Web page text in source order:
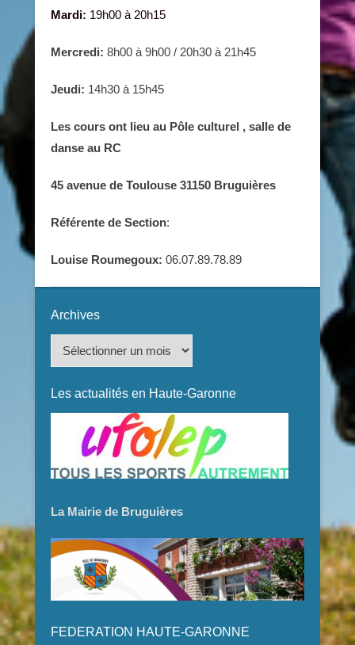
Mardi: 19h00 à 20h15
Mercredi: 8h00 à 9h00 / 20h30 à 21h45
Jeudi: 14h30 à 15h45
Les cours ont lieu au Pôle culturel , salle de
danse au RC
45 avenue de Toulouse 31150 Bruguières
Référente de Section:
Louise Roumegoux: 06.07.89.78.89
Archives
Archives
Les actualités en Haute-Garonne
La Mairie de Bruguières
FEDERATION HAUTE-GARONNE